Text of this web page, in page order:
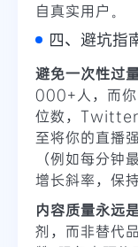
自真实用户。
四、避坑指
避免一次性过
000+人，而你
位数，Twitter
至将你的直播
（例如每分
增长斜率，保
内容质量永远
剂，而非替代